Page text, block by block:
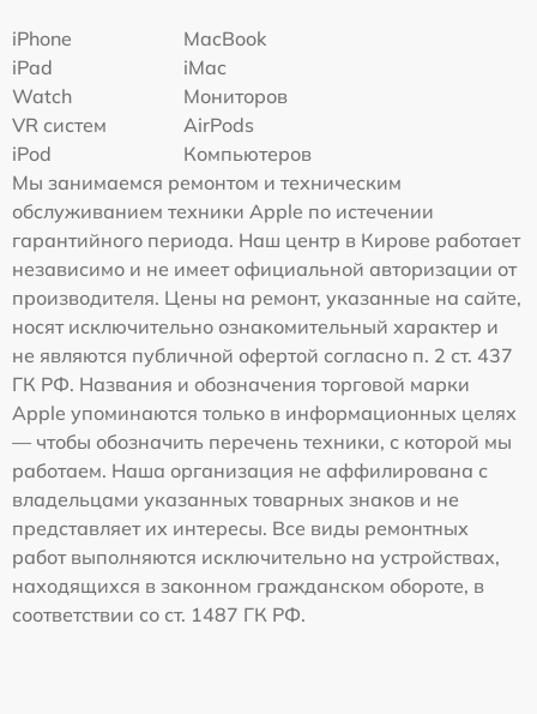
iPhone
MacBook
iPad
iMac
Watch
Мониторов
VR систем
AirPods
iPod
Компьютеров
Мы занимаемся ремонтом и техническим
обслуживанием техники Apple по истечении
гарантийного периода. Наш центр в Кирове работает
независимо и не имеет официальной авторизации от
производителя. Цены на ремонт, указанные на сайте,
носят исключительно ознакомительный характер и
не являются публичной офертой согласно п. 2 ст. 437
ГК РФ. Названия и обозначения торговой марки
Apple упоминаются только в информационных целях
— чтобы обозначить перечень техники, с которой мы
работаем. Наша организация не аффилирована с
владельцами указанных товарных знаков и не
представляет их интересы. Все виды ремонтных
работ выполняются исключительно на устройствах,
находящихся в законном гражданском обороте, в
соответствии со ст. 1487 ГК РФ.